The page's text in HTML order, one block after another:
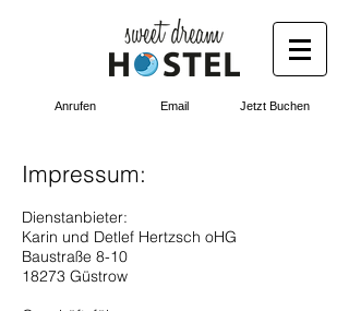
Email
Anrufen Jetzt Buchen
Impressum:
Dienstanbieter:
Karin und Detlef Hertzsch oHG
Baustraße 8-10
18273 Güstrow